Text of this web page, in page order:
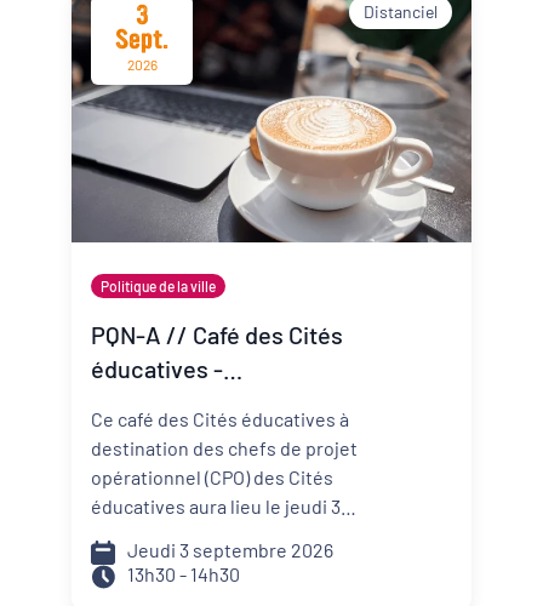
mon activité dans un monde qui
change vite ? Comment mieux
anticiper les risques et réduire
ma vulnérabilité ? Comment
construire un projet de structure
qui embarque mes
collaborateurs et mes parties
prenantes ?
3
Sept.
2026
Distanciel
Politique de la ville
PQN-A // Café des Cités
éducatives -
prévention et la promotion
de la santé mentale
Ce café des Cités éducatives à
destination des chefs de projet
opérationnel (CPO) des Cités
éducatives aura lieu le jeudi 3
portera sur le développement
d'actions de prévention et de
Jeudi 3 septembre 2026
13h30 - 14h30